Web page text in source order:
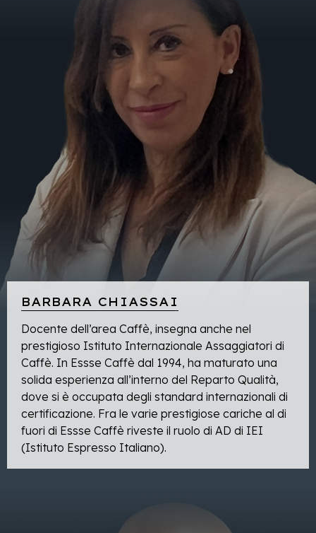
BARBARA CHIASSAI
Docente dell’area Caffè, insegna anche nel
prestigioso Istituto Internazionale Assaggiatori di
Caffè. In Essse Caffè dal 1994, ha maturato una
solida esperienza all’interno del Reparto Qualità,
dove si è occupata degli standard internazionali di
certificazione. Fra le varie prestigiose cariche al di
fuori di Essse Caffè riveste il ruolo di AD di IEI
(Istituto Espresso Italiano).